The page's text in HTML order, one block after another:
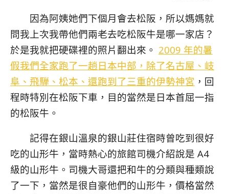
因為阿姨她們下個月會去松阪，所以媽媽就
問我上次我帶他們兩老去吃松阪牛是哪一家店？
於是我就把硬碟裡的照片翻出來。 2009 年的暑
假我們全家跑了一趟日本中部，除了名古屋、岐
阜、飛騨、松本、還跑到了三重的伊勢神宮 ，回
程時特別在松阪下車，目的當然是日本首屈一指
的松阪牛。
記得在銀山溫泉的銀山莊住宿時曾吃到很好
吃的山形牛，當時熱心的旅館司機介紹說是 A4
級的山形牛。司機大哥還把和牛的分類與種類說
了一下，當然是很自豪他們的山形牛，價格當然